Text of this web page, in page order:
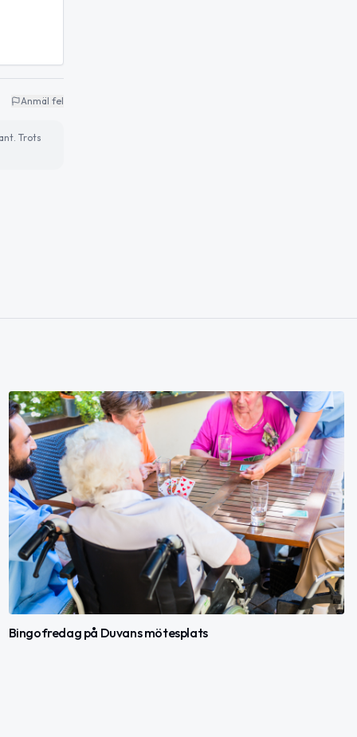
Anmäl fel
Trots
Bingofredag på Duvans mötesplats